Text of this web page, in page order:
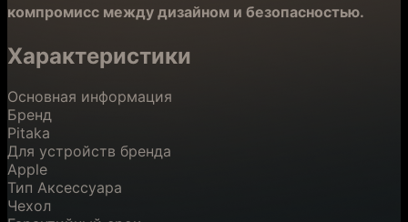
компромисс между дизайном и безопасностью.
Характеристики
Основная информация
Бренд
Pitaka
Для устройств бренда
Apple
Тип Аксессуара
Чехол